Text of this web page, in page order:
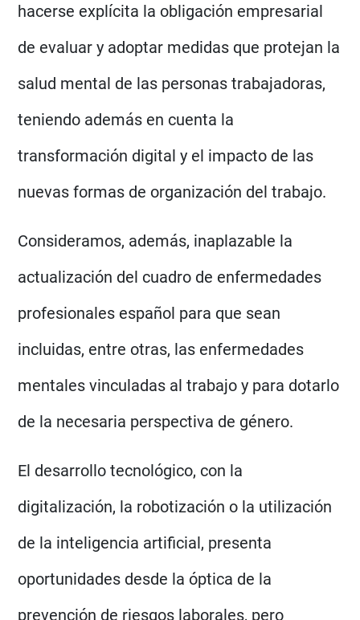
hacerse explícita la obligación empresarial
de evaluar y adoptar medidas que protejan la
salud mental de las personas trabajadoras,
teniendo además en cuenta la
transformación digital y el impacto de las
nuevas formas de organización del trabajo.
Consideramos, además, inaplazable la
actualización del cuadro de enfermedades
profesionales español para que sean
incluidas, entre otras, las enfermedades
mentales vinculadas al trabajo y para dotarlo
de la necesaria perspectiva de género.
El desarrollo tecnológico, con la
digitalización, la robotización o la utilización
de la inteligencia artificial, presenta
oportunidades desde la óptica de la
prevención de riesgos laborales, pero